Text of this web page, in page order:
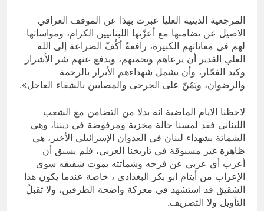
المرجعية الدينية العليا عبرت بهذا عن الموقف العراقي
الاصيل عن تضامنها مع أعزّتها اللبنانيين الكرام، ومواساتها
لهم في معاناتهم الكبيرة، رافعةً أكُفّ الضراعة إلى الله
العلي القدير أن يرعاهم ويحميهم، ويدفع عنهم شر الأشرار
وكيد الفجّار، وأن يشمل شهداءهم الأبرار بالرحمة
والرضوان، ويَمُنّ على الجرحى والمصابين بالشفاء العاجل».
لاحظنا الايام الماضية انه بدلا من التضامن مع الشعب
اللبناني فقد لمسنا حالة مخزية ومرفوضة في ديننا، وهي
الشماتة بشهداء لبنان في العدوان الإسرائيلي الأخير، هي
ظاهرة غير مسبوقة في تاريخنا العربي، فلم يسبق أن
أعرب أي عربي عن فرحه وشماتته بموت شقيقه سوى
الإعراب من أيتام ابو بكر البغدادي ، خاصة عندما يكون هذا
الشقيق قد استشهد في معركة واضحة الطرفين، ولا تقبلُ
التأويل ولا التصريف.